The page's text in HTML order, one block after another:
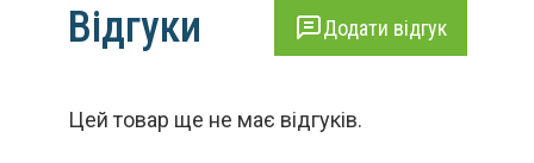
Відгуки Додати відгук
Цей товар ще не має відгуків.